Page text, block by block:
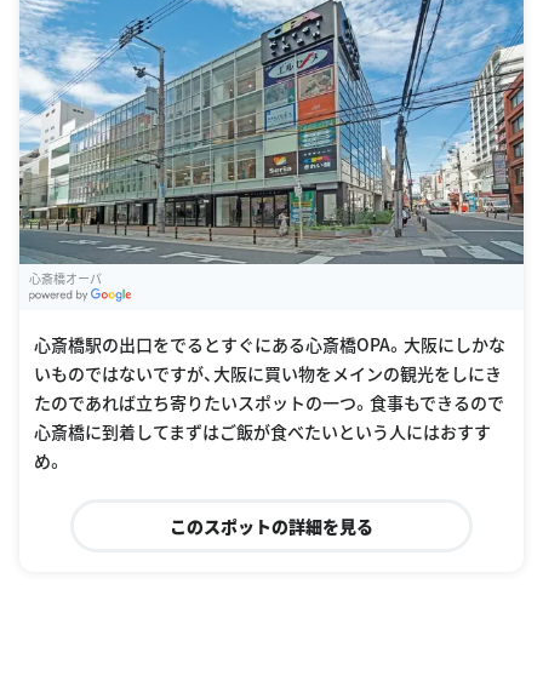
心斎橋オーパ
心斎橋駅の出口をでるとすぐにある心斎橋OPA。大阪にしかな
いものではないですが、大阪に買い物をメインの観光をしにき
たのであれば立ち寄りたいスポットの一つ。食事もできるので
心斎橋に到着してまずはご飯が食べたいという人にはおすす
め。
このスポットの詳細を見る